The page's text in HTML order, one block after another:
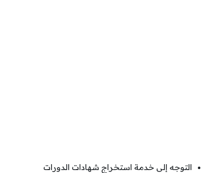
التوجه إلى خدمة استخراج شهادات الدورات